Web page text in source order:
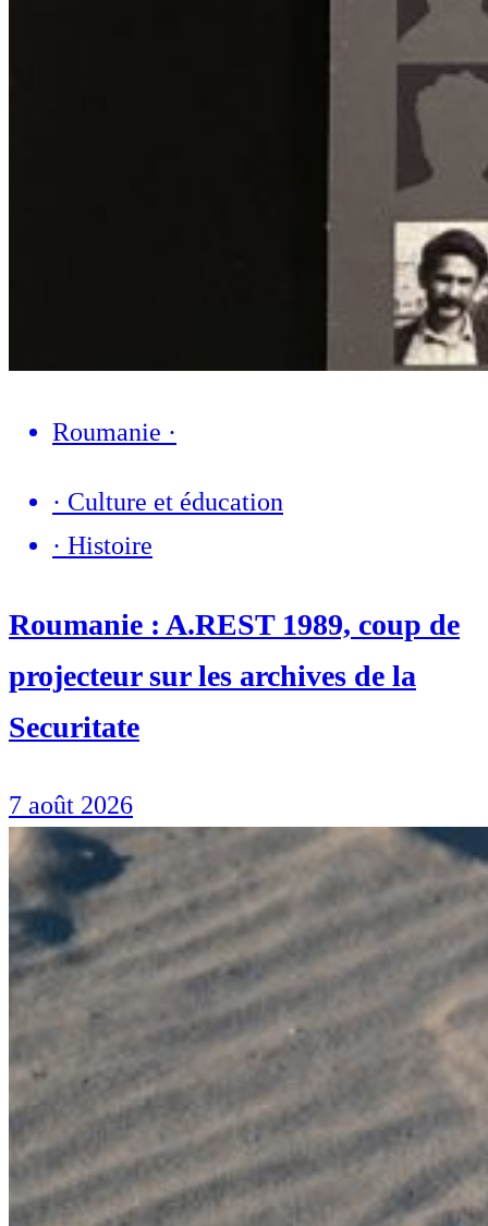
Roumanie ·
· Culture et éducation
· Histoire
Roumanie : A.REST 1989, coup de
projecteur sur les archives de la
Securitate
7 août 2026